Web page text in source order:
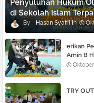
Penyuluhan Hukum
di Sekolah Islam
Hasan Syafi'i
erikan
Amin B
TRY